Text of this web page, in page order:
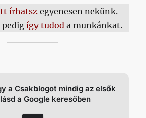
írhatszegyenesen nekünk.
pedig így tudoda munkánkat.
a Csakblogot mindig az elsők
a Google keresőben